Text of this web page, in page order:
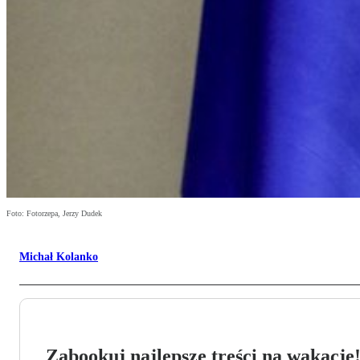
Foto: Fotorzepa, Jerzy Dudek
Michał Kolanko